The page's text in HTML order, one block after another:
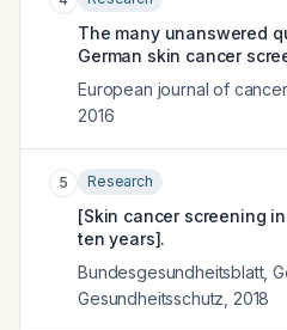
The many unanswered
German skin cancer
European journal of
2016
5 Research
[Skin cancer screening
ten years].
Bundesgesundheitsblatt,
Gesundheitsschutz 2018